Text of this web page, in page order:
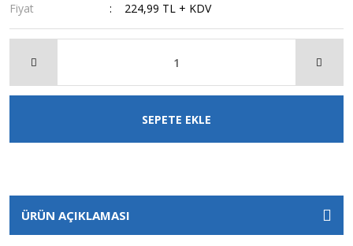
Fiyat
224,99 TL + KDV
SEPETE EKLE
ÜRÜN AÇIKLAMASI